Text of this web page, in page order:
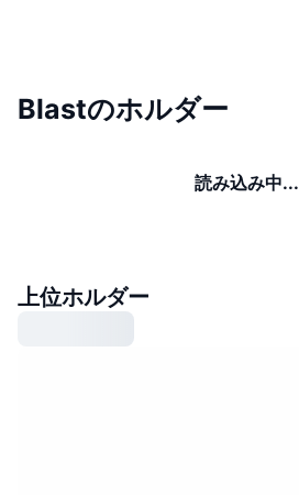
Blastのホルダー
読み込み中...
上位ホルダー